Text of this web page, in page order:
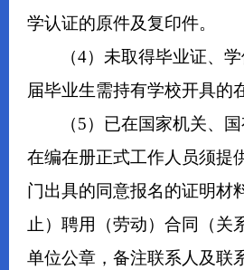
学认证的原件及复印件。
（4）未取得毕业证、
届毕业生需持有学校开具的
（5）已在国家机关、
在编在册正式工作人员须提
门出具的同意报名的证明材
止）聘用（劳动）合同（关
单位公章，备注联系人及联